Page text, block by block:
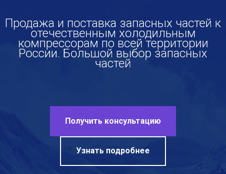
Продажа и поставка запасных частей к
отечественным холодильным
компрессорам по всей территории
России. Большой выбор запасных
частей
Получить консультацию
Узнать подробнее